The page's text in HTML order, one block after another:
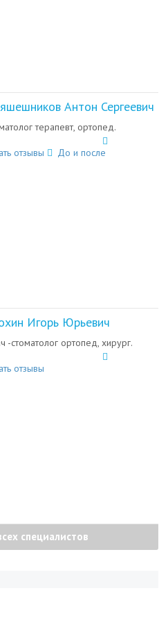
Антон Сергеевич
терапевт, ортопед.
отзывы До и после
Игорь Юрьевич
-стоматолог ортопед, хирург.
отзывы
специалистов